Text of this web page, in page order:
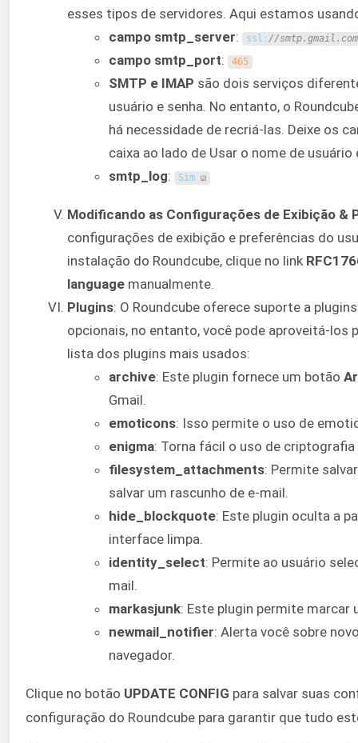
esses tipos de servidores. Aqui estamos
campo smtp_server: ssl : //smtp.gmail.com
campo smtp_port: 465
SMTP e IMAP são dois serviços
usuário e senha. No entanto, o
há necessidade de recriá-las. Deixe os
caixa ao lado de Usar o nome de
smtp_log: Sim ☑
Modificando as Configurações de Exibição &
configurações de exibição e preferências do
instalação do Roundcube, clique no link
language manualmente.
Plugins: O Roundcube oferece suporte a
opcionais, no entanto, você pode aproveitá-los
lista dos plugins mais usados:
archive: Este plugin fornece um botão
Gmail.
emoticons: Isso permite o uso de
enigma: Torna fácil o uso de criptografia
filesystem_attachments: Permite
salvar um rascunho de e-mail.
hide_blockquote: Este plugin oculta a
interface limpa.
identity_select: Permite ao usuário
mail.
markasjunk: Este plugin permite marcar
newmail_notifier: Alerta você sobre
navegador.
Clique no botão UPDATE CONFIG para salvar suas
configuração do Roundcube para garantir que tudo